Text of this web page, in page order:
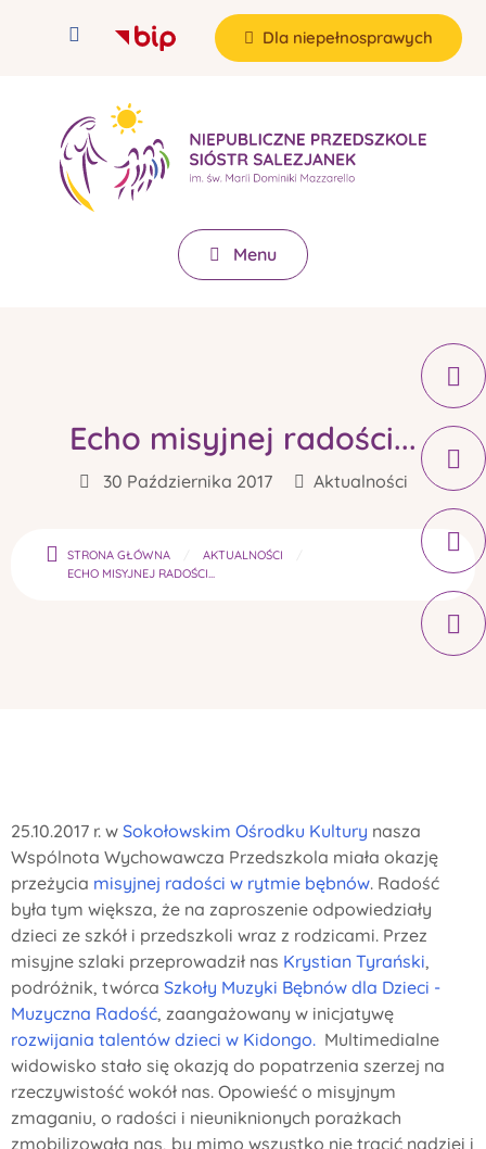
Dla niepełnosprawych
Menu
Echo misyjnej radości...
30 Października 2017 Aktualności
STRONA GŁÓWNA
AKTUALNOŚCI
ECHO MISYJNEJ RADOŚCI...
25.10.2017 r. w Sokołowskim Ośrodku Kultury nasza
Wspólnota Wychowawcza Przedszkola miała okazję
przeżycia misyjnej radości w rytmie bębnów. Radość
była tym większa, że na zaproszenie odpowiedziały
dzieci ze szkół i przedszkoli wraz z rodzicami. Przez
misyjne szlaki przeprowadził nas Krystian Tyrański,
podróżnik, twórca Szkoły Muzyki Bębnów dla Dzieci -
Muzyczna Radość, zaangażowany w inicjatywę
rozwijania talentów dzieci w Kidongo. Multimedialne
widowisko stało się okazją do popatrzenia szerzej na
rzeczywistość wokół nas. Opowieść o misyjnym
zmaganiu, o radości i nieuniknionych porażkach
zmobilizowała nas, by mimo wszystko nie tracić nadziei i